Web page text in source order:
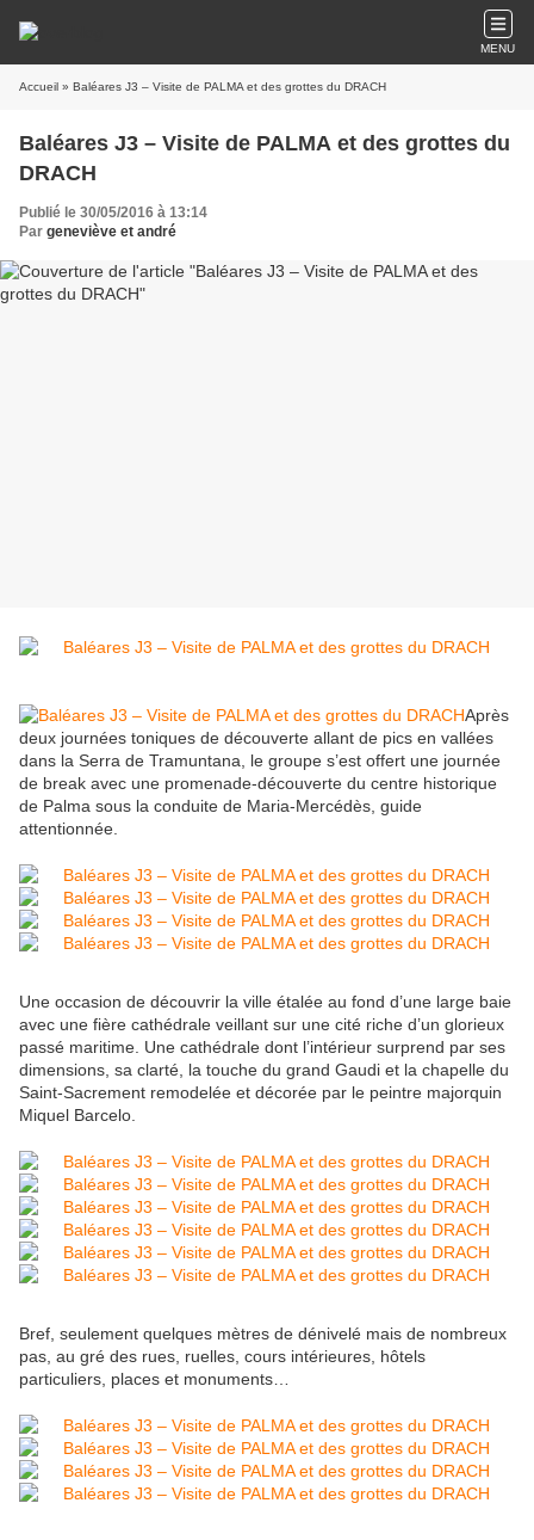
MENU
Accueil » Baléares J3 – Visite de PALMA et des grottes du DRACH
Baléares J3 – Visite de PALMA et des grottes du
DRACH
Publié le 30/05/2016 à 13:14
Par geneviève et andré
Après
deux journées toniques de découverte allant de pics en vallées
dans la Serra de Tramuntana, le groupe s’est offert une journée
de break avec une promenade-découverte du centre historique
de Palma sous la conduite de Maria-Mercédès, guide
attentionnée.
Une occasion de découvrir la ville étalée au fond d’une large baie
avec une fière cathédrale veillant sur une cité riche d’un glorieux
passé maritime. Une cathédrale dont l’intérieur surprend par ses
dimensions, sa clarté, la touche du grand Gaudi et la chapelle du
Saint-Sacrement remodelée et décorée par le peintre majorquin
Miquel Barcelo.
Bref, seulement quelques mètres de dénivelé mais de nombreux
pas, au gré des rues, ruelles, cours intérieures, hôtels
particuliers, places et monuments…